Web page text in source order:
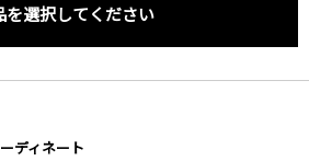
を選択してください
ディネート